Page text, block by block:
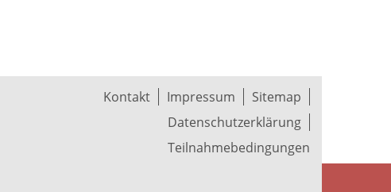
Kontakt Impressum
Sitemap
Datenschutzerklärung
Teilnahmebedingungen